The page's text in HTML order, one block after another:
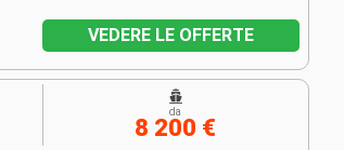
VEDERE LE OFFERTE
da
8 200 €